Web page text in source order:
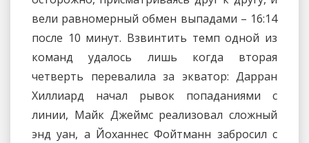
вели равномерный обмен выпадами – 16:14
после 10 минут. Взвинтить темп одной из
команд удалось лишь когда вторая
четверть перевалила за экватор: Дарран
Хиллиард начал рывок попаданиями с
линии, Майк Джеймс реализовал сложный
энд уан, а Йоханнес Фойтманн забросил с